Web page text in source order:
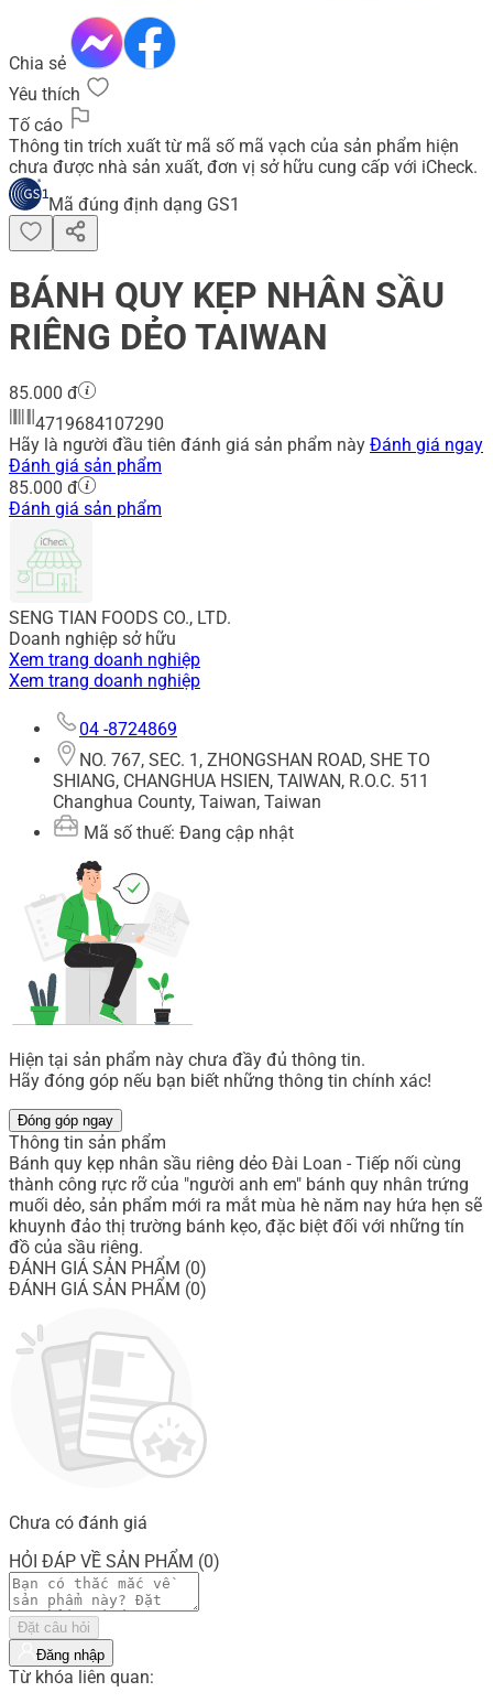
Chia sẻ
Yêu thích
Tố cáo
Thông tin trích xuất từ mã số mã vạch của sản phẩm hiện
chưa được nhà sản xuất, đơn vị sở hữu cung cấp với iCheck.
Mã đúng định dạng GS1
BÁNH QUY KẸP NHÂN SẦU
RIÊNG DẺO TAIWAN
85.000 đ
4719684107290
Hãy là người đầu tiên đánh giá sản phẩm này Đánh giá ngay
Đánh giá sản phẩm
85.000 đ
Đánh giá sản phẩm
SENG TIAN FOODS CO., LTD.
Doanh nghiệp sở hữu
Xem trang doanh nghiệp
Xem trang doanh nghiệp
04 -8724869
NO. 767, SEC. 1, ZHONGSHAN ROAD, SHE TO
SHIANG, CHANGHUA HSIEN, TAIWAN, R.O.C. 511
Changhua County, Taiwan, Taiwan
Mã số thuế: Đang cập nhật
Hiện tại sản phẩm này chưa đầy đủ thông tin.
Hãy đóng góp nếu bạn biết những thông tin chính xác!
Đóng góp ngay
Thông tin sản phẩm
Bánh quy kẹp nhân sầu riêng dẻo Đài Loan - Tiếp nối cùng
thành công rực rỡ của "người anh em" bánh quy nhân trứng
muối dẻo, sản phẩm mới ra mắt mùa hè năm nay hứa hẹn sẽ
khuynh đảo thị trường bánh kẹo, đặc biệt đối với những tín
đồ của sầu riêng.
ĐÁNH GIÁ SẢN PHẨM (0)
ĐÁNH GIÁ SẢN PHẨM (0)
Chưa có đánh giá
HỎI ĐÁP VỀ SẢN PHẨM (0)
Đặt câu hỏi
Đăng nhập
Từ khóa liên quan: